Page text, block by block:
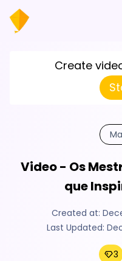
Create
Video - Os
que
Created at:
Last Updated:
3